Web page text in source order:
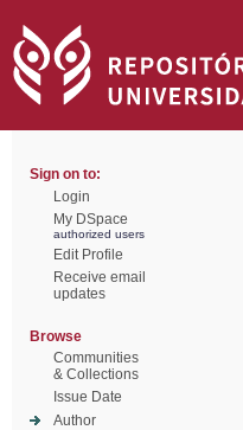
Sign on to:
Login
My DSpace
authorized users
Edit Profile
Receive email
updates
Browse
Communities
& Collections
Issue Date
Author